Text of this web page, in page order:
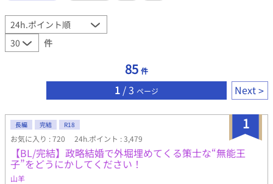
件
85 件
1 / 3 ページ Next
1
長編 完結 R18
お気に入り : 720 24h.ポイント : 3,479
【BL/完結】政略結婚で外堀埋めてくる策士な“無能王
子”をどうにかしてください！
山羊